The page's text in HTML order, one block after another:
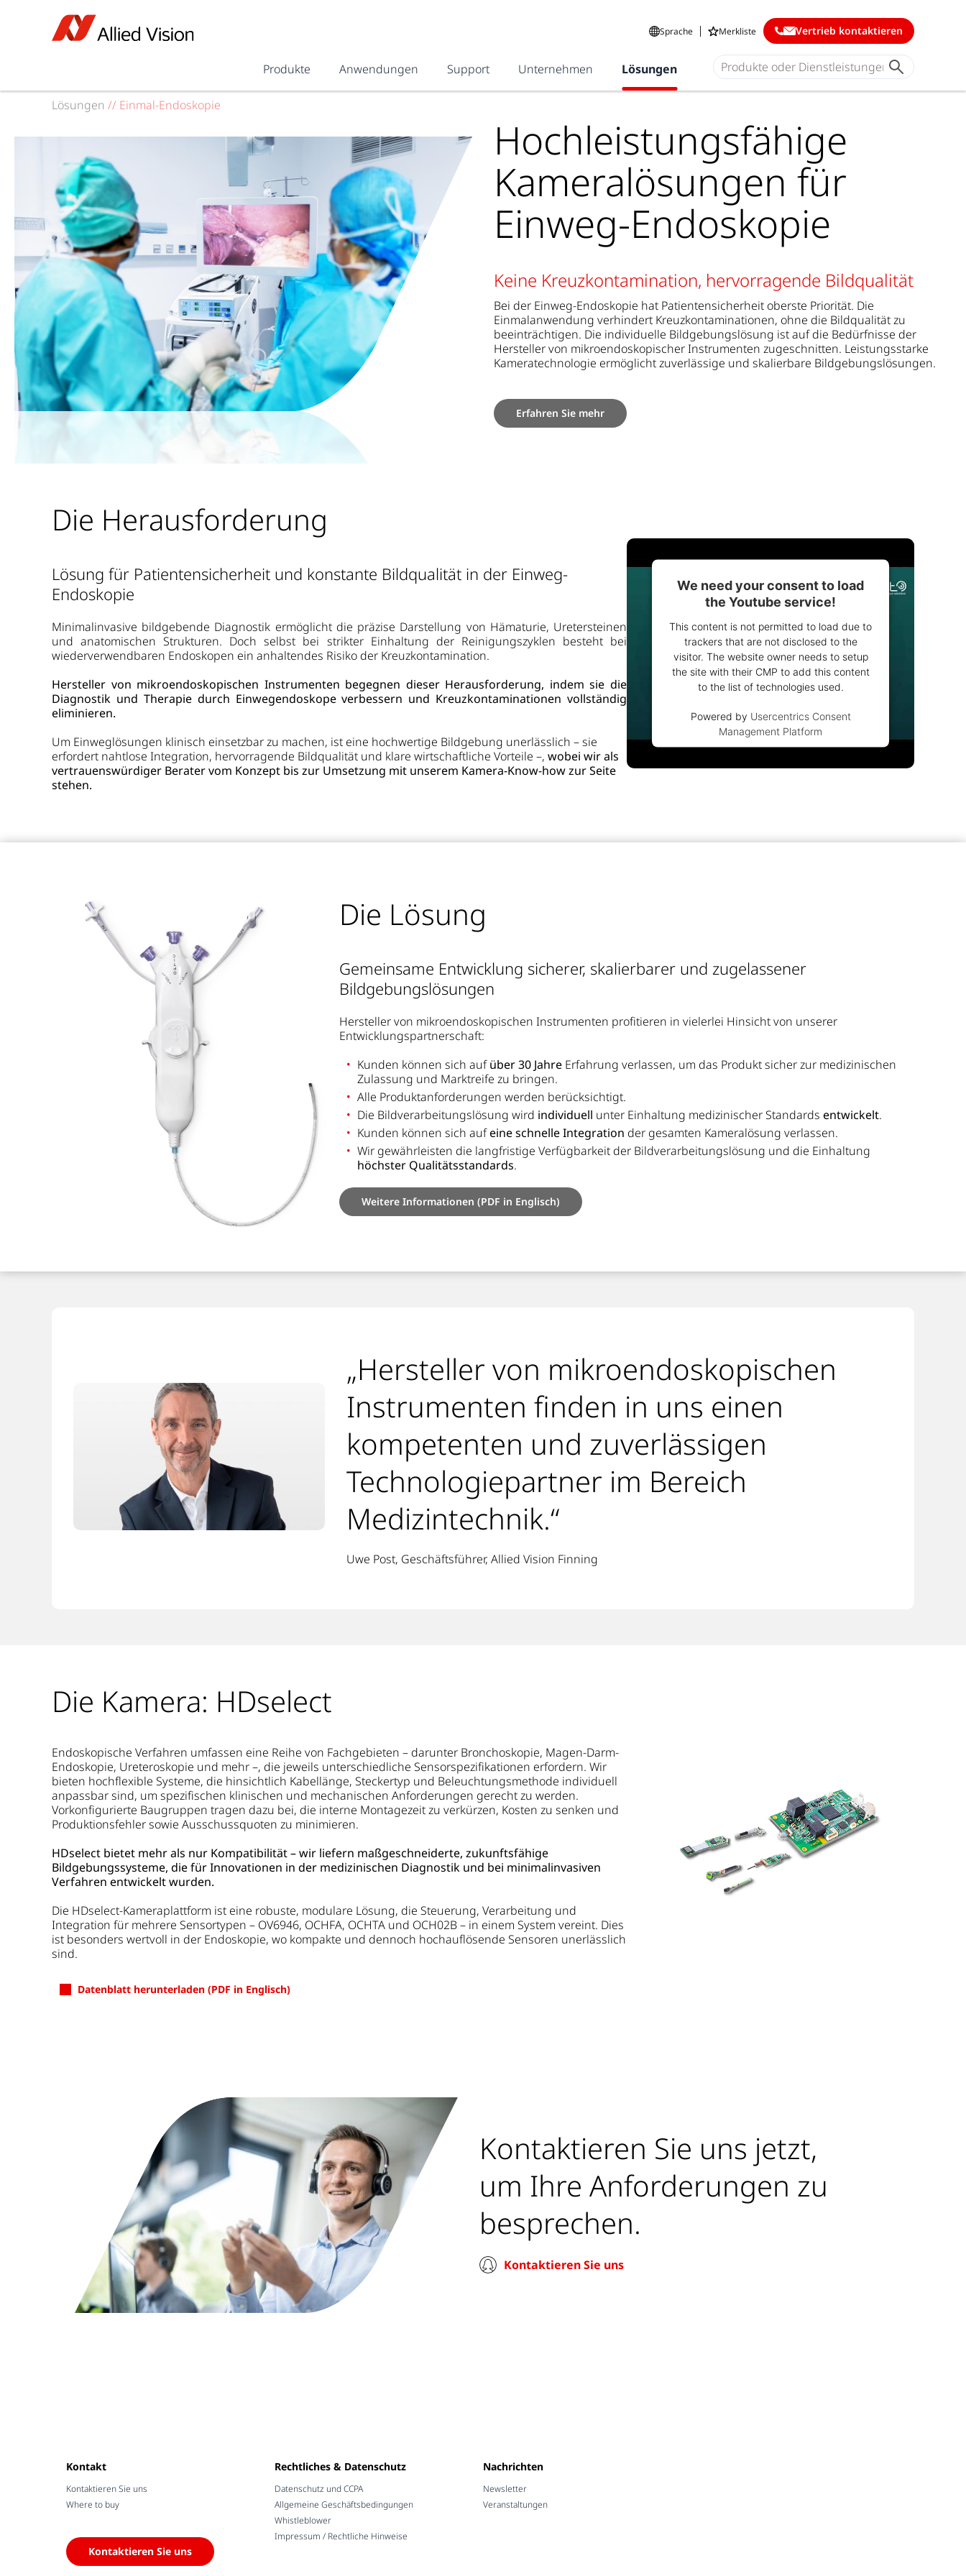
Sprache Merkliste Vertrieb kontaktieren
Produkte Anwendungen Support Unternehmen Lösungen
Lösungen // Einmal-Endoskopie
Hochleistungsfähige
Kameralösungen für
Einweg-Endoskopie
Keine Kreuzkontamination, hervorragende Bildqualität
Bei der Einweg-Endoskopie hat Patientensicherheit oberste Priorität. Die
Einmalanwendung verhindert Kreuzkontaminationen, ohne die Bildqualität zu
beeinträchtigen. Die individuelle Bildgebungslösung ist auf die Bedürfnisse der
Hersteller von mikroendoskopischer Instrumenten zugeschnitten. Leistungsstarke
Kameratechnologie ermöglicht zuverlässige und skalierbare Bildgebungslösungen.
Erfahren Sie mehr
We need your consent to load
the Youtube service!
This content is not permitted to load due to
trackers that are not disclosed to the
visitor. The website owner needs to setup
the site with their CMP to add this content
to the list of technologies used.
Powered by Usercentrics Consent
Management Platform
Die Herausforderung
Lösung für Patientensicherheit und konstante Bildqualität in der Einweg-
Endoskopie
Minimalinvasive bildgebende Diagnostik ermöglicht die präzise Darstellung von Hämaturie, Uretersteinen
und anatomischen Strukturen. Doch selbst bei strikter Einhaltung der Reinigungszyklen besteht bei
wiederverwendbaren Endoskopen ein anhaltendes Risiko der Kreuzkontamination.
Hersteller von mikroendoskopischen Instrumenten begegnen dieser Herausforderung, indem sie die
Diagnostik und Therapie durch Einwegendoskope verbessern und Kreuzkontaminationen vollständig
eliminieren.
Um Einweglösungen klinisch einsetzbar zu machen, ist eine hochwertige Bildgebung unerlässlich – sie
erfordert nahtlose Integration, hervorragende Bildqualität und klare wirtschaftliche Vorteile –, wobei wir als
vertrauenswürdiger Berater vom Konzept bis zur Umsetzung mit unserem Kamera-Know-how zur Seite
stehen.
Die Lösung
Gemeinsame Entwicklung sicherer, skalierbarer und zugelassener
Bildgebungslösungen
Hersteller von mikroendoskopischen Instrumenten profitieren in vielerlei Hinsicht von unserer
Entwicklungspartnerschaft:
Kunden können sich aufüber 30 Jahre Erfahrung verlassen, um das Produkt sicher zur medizinischen
Zulassung und Marktreife zu bringen.
Alle Produktanforderungen werden berücksichtigt.
Die Bildverarbeitungslösung wird individuell unter Einhaltung medizinischer Standards entwickelt.
Kunden können sich aufeine schnelle Integration der gesamten Kameralösung verlassen.
Wir gewährleisten die langfristige Verfügbarkeit der Bildverarbeitungslösung und die Einhaltung
höchster Qualitätsstandards.
Weitere Informationen (PDF in Englisch)
„Hersteller von mikroendoskopischen
Instrumenten finden in uns einen
kompetenten und zuverlässigen
Technologiepartner im Bereich
Medizintechnik.“
Uwe Post, Geschäftsführer, Allied Vision Finning
Die Kamera: HDselect
Endoskopische Verfahren umfassen eine Reihe von Fachgebieten – darunter Bronchoskopie, Magen-Darm-
Endoskopie, Ureteroskopie und mehr –, die jeweils unterschiedliche Sensorspezifikationen erfordern. Wir
bieten hochflexible Systeme, die hinsichtlich Kabellänge, Steckertyp und Beleuchtungsmethode individuell
anpassbar sind, um spezifischen klinischen und mechanischen Anforderungen gerecht zu werden.
Vorkonfigurierte Baugruppen tragen dazu bei, die interne Montagezeit zu verkürzen, Kosten zu senken und
Produktionsfehler sowie Ausschussquoten zu minimieren.
HDselect bietet mehr als nur Kompatibilität – wir liefern maßgeschneiderte, zukunftsfähige
Bildgebungssysteme, die für Innovationen in der medizinischen Diagnostik und bei minimalinvasiven
Verfahren entwickelt wurden.
Die HDselect-Kameraplattform ist eine robuste, modulare Lösung, die Steuerung, Verarbeitung und
Integration für mehrere Sensortypen – OV6946, OCHFA, OCHTA und OCH02B – in einem System vereint. Dies
ist besonders wertvoll in der Endoskopie, wo kompakte und dennoch hochauflösende Sensoren unerlässlich
sind.
Datenblatt herunterladen (PDF in Englisch)
Kontaktieren Sie uns jetzt,
um Ihre Anforderungen zu
besprechen.
Kontaktieren Sie uns
Kontakt
Kontaktieren Sie uns
Where to buy
Kontaktieren Sie uns
Rechtliches & Datenschutz
Datenschutz und CCPA
Allgemeine Geschäftsbedingungen
Whistleblower
Impressum / Rechtliche Hinweise
Nachrichten
Newsletter
Veranstaltungen